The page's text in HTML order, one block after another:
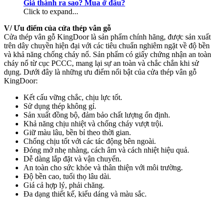
Giá thành ra sao? Mua ở đâu?
Click to expand...
V/ Ưu điểm của cửa thép vân gỗ
Cửa thép vân gỗ KingDoor là sản phẩm chính hãng, được sản xuất
trên dây chuyền hiện đại với các tiêu chuẩn nghiêm ngặt về độ bền
và khả năng chống cháy nổ. Sản phẩm có giấy chứng nhận an toàn
cháy nổ từ cục PCCC, mang lại sự an toàn và chắc chắn khi sử
dụng. Dưới đây là những ưu điểm nổi bật của cửa thép vân gỗ
KingDoor:
Kết cấu vững chắc, chịu lực tốt.
Sử dụng thép không gỉ.
Sản xuất đồng bộ, đảm bảo chất lượng ổn định.
Khả năng chịu nhiệt và chống cháy vượt trội.
Giữ màu lâu, bền bỉ theo thời gian.
Chống chịu tốt với các tác động bên ngoài.
Đóng mở nhẹ nhàng, cách âm và cách nhiệt hiệu quả.
Dễ dàng lắp đặt và vận chuyển.
An toàn cho sức khỏe và thân thiện với môi trường.
Độ bền cao, tuổi thọ lâu dài.
Giá cả hợp lý, phải chăng.
Đa dạng thiết kế, kiểu dáng và màu sắc.